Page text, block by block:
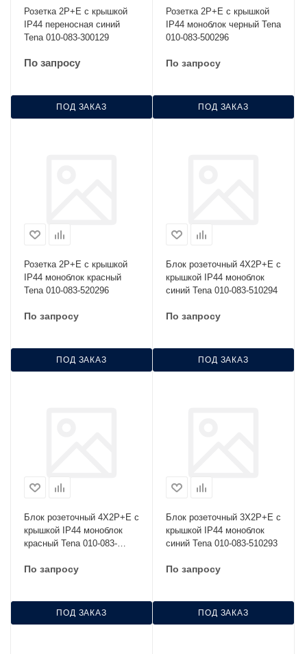
Розетка 2Р+Е с крышкой
IP44 переносная синий
Tena 010-083-300129
По запросу
ПОД ЗАКАЗ
Розетка 2Р+Е с крышкой
IP44 моноблок черный Tena
010-083-500296
По запросу
ПОД ЗАКАЗ
Розетка 2Р+Е с крышкой
IP44 моноблок красный
Tena 010-083-520296
По запросу
ПОД ЗАКАЗ
Блок розеточный 4Х2Р+Е с
крышкой IP44 моноблок
синий Tena 010-083-510294
По запросу
ПОД ЗАКАЗ
Блок розеточный 4Х2Р+Е с
крышкой IP44 моноблок
красный Tena 010-083-
По запросу
ПОД ЗАКАЗ
Блок розеточный 3Х2Р+Е с
крышкой IP44 моноблок
синий Tena 010-083-510293
По запросу
ПОД ЗАКАЗ